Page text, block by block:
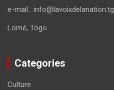
e-mail : info@lavoixdelanation.tg
Lomé, Togo.
Categories
Culture